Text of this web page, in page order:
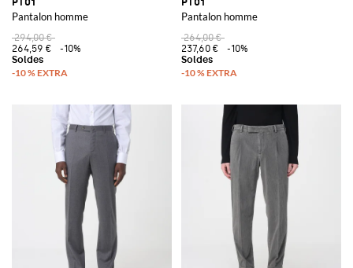
Pantalon homme
294,00 €
264,59 €
-10%
Pantalon homme
264,00 €
237,60 €
-10%